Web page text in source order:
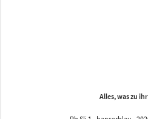
Alles, was zu